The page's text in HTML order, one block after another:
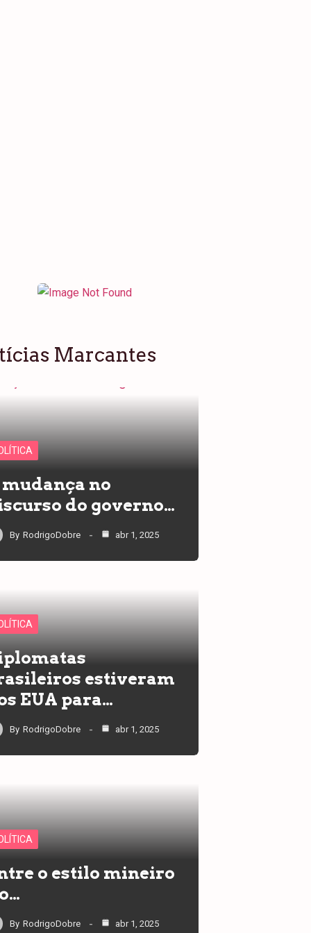
Marcantes
no
do governo…
By RodrigoDobre abr 1, 2025
estiveram
EUA para…
By RodrigoDobre abr 1, 2025
o estilo mineiro
By RodrigoDobre abr 1, 2025